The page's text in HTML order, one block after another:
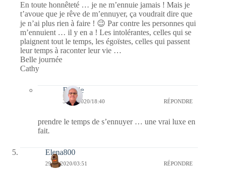
En toute honnêteté … je ne m’ennuie jamais ! Mais je
t’avoue que je rêve de m’ennuyer, ça voudrait dire que
je n’ai plus rien à faire ! 😉 Par contre les personnes qui
m’ennuient … il y en a ! Les intolérantes, celles qui se
plaignent tout le temps, les égoïstes, celles qui passent
leur temps à raconter leur vie …
Belle journée
Cathy
Bernie
31/01/2020/18:40 RÉPONDRE
prendre le temps de s’ennuyer … une vrai luxe en
fait.
Elena800
29/01/2020/03:51 RÉPONDRE